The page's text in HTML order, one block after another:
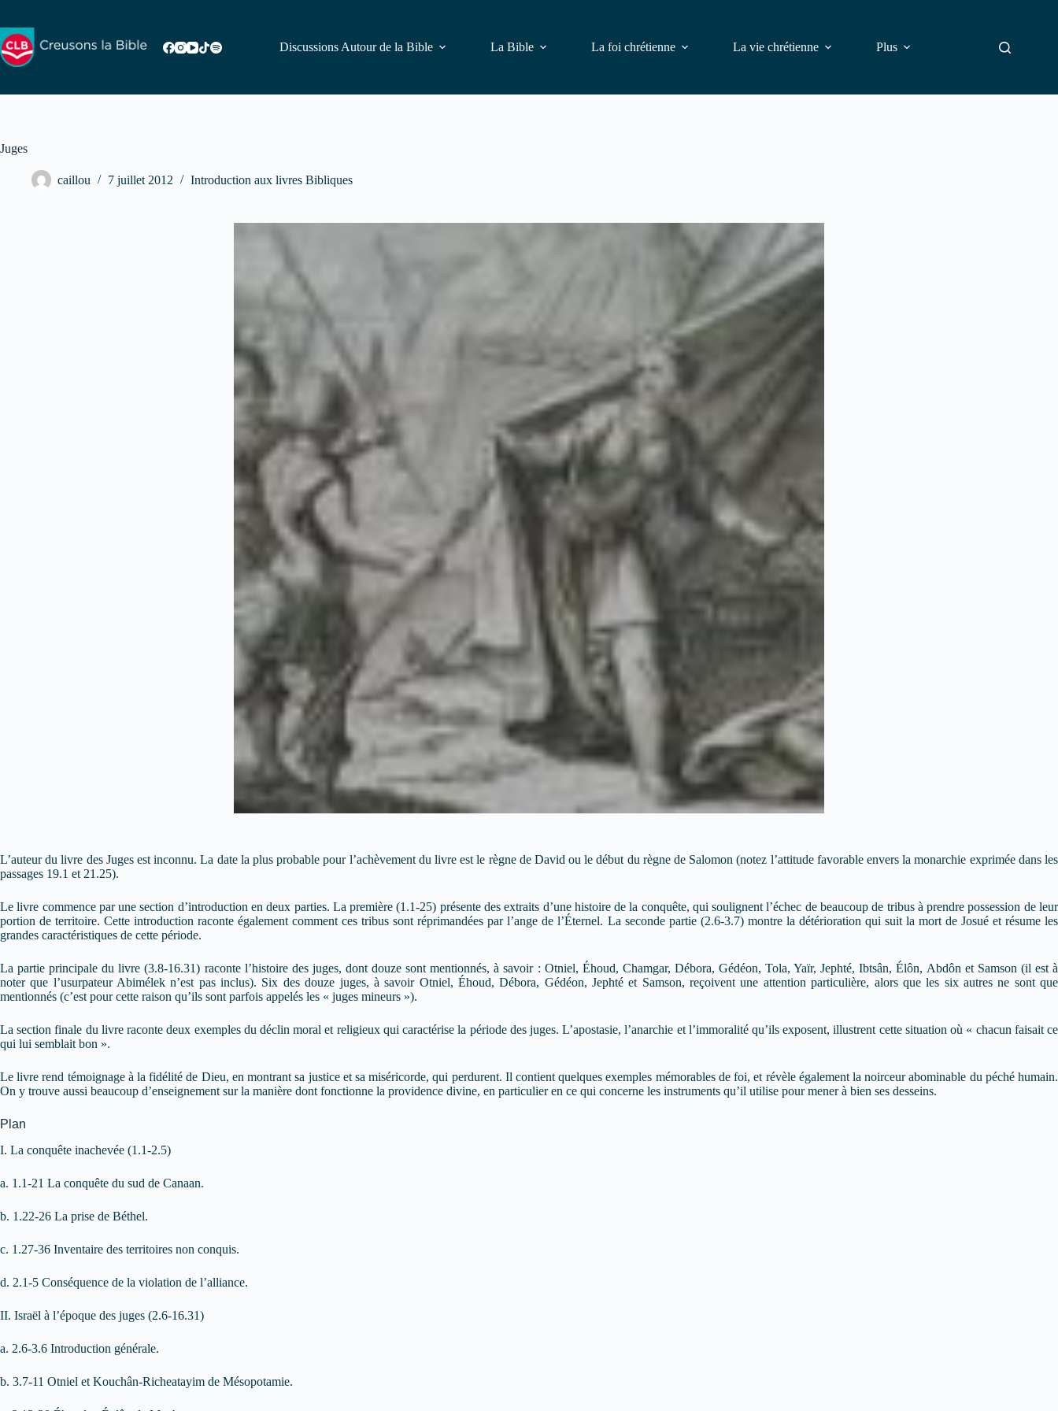
contenu
Discussions Autour de la Bible
La Bible La foi chrétienne La vie chrétienne Plus
Juges
caillou 7 juillet 2012 Introduction aux livres Bibliques
L’auteur du livre des Juges est inconnu. La date la plus probable pour l’achèvement du livre est le règne de David ou le début du règne de Salomon (notez l’attitude favorable envers la monarchie exprimée dans les
passages 19.1 et 21.25).
Le livre commence par une section d’introduction en deux parties. La première (1.1-25) présente des extraits d’une histoire de la conquête, qui soulignent l’échec de beaucoup de tribus à prendre possession de leur
portion de territoire. Cette introduction raconte également comment ces tribus sont réprimandées par l’ange de l’Éternel. La seconde partie (2.6-3.7) montre la détérioration qui suit la mort de Josué et résume les
grandes caractéristiques de cette période.
La partie principale du livre (3.8-16.31) raconte l’histoire des juges, dont douze sont mentionnés, à savoir : Otniel, Éhoud, Chamgar, Débora, Gédéon, Tola, Yaïr, Jephté, Ibtsân, Élôn, Abdôn et Samson (il est à
noter que l’usurpateur Abimélek n’est pas inclus). Six des douze juges, à savoir Otniel, Éhoud, Débora, Gédéon, Jephté et Samson, reçoivent une attention particulière, alors que les six autres ne sont que
mentionnés (c’est pour cette raison qu’ils sont parfois appelés les « juges mineurs »).
La section finale du livre raconte deux exemples du déclin moral et religieux qui caractérise la période des juges. L’apostasie, l’anarchie et l’immoralité qu’ils exposent, illustrent cette situation où « chacun faisait ce
qui lui semblait bon ».
Le livre rend témoignage à la fidélité de Dieu, en montrant sa justice et sa miséricorde, qui perdurent. Il contient quelques exemples mémorables de foi, et révèle également la noirceur abominable du péché humain.
On y trouve aussi beaucoup d’enseignement sur la manière dont fonctionne la providence divine, en particulier en ce qui concerne les instruments qu’il utilise pour mener à bien ses desseins.
Plan
I. La conquête inachevée (1.1-2.5)
a. 1.1-21 La conquête du sud de Canaan.
b. 1.22-26 La prise de Béthel.
c. 1.27-36 Inventaire des territoires non conquis.
d. 2.1-5 Conséquence de la violation de l’alliance.
II. Israël à l’époque des juges (2.6-16.31)
a. 2.6-3.6 Introduction générale.
b. 3.7-11 Otniel et Kouchân-Richeatayim de Mésopotamie.